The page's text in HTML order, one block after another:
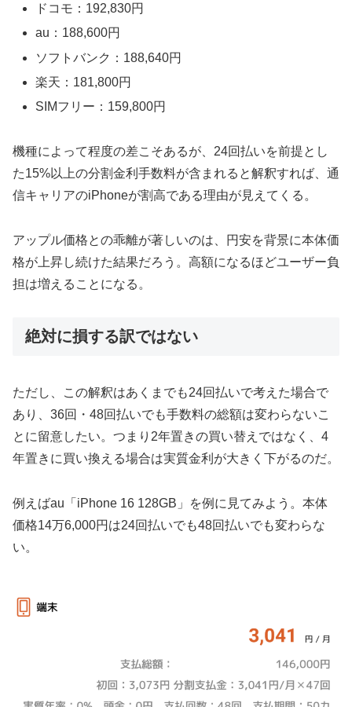
ドコモ：192,830円
au：188,600円
ソフトバンク：188,640円
楽天：181,800円
SIMフリー：159,800円
機種によって程度の差こそあるが、24回払いを前提とし
た15%以上の分割金利手数料が含まれると解釈すれば、通
信キャリアのiPhoneが割高である理由が見えてくる。
アップル価格との乖離が著しいのは、円安を背景に本体価
格が上昇し続けた結果だろう。高額になるほどユーザー負
担は増えることになる。
絶対に損する訳ではない
ただし、この解釈はあくまでも24回払いで考えた場合で
あり、36回・48回払いでも手数料の総額は変わらないこ
とに留意したい。つまり2年置きの買い替えではなく、4
年置きに買い換える場合は実質金利が大きく下がるのだ。
例えばau「iPhone 16 128GB」を例に見てみよう。本体
価格14万6,000円は24回払いでも48回払いでも変わらな
い。